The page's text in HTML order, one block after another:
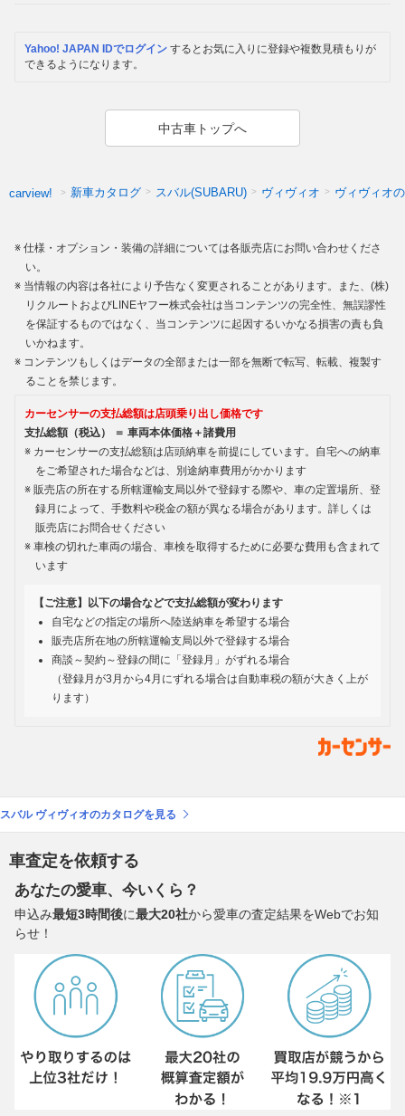
Yahoo! JAPAN IDでログイン するとお気に入りに登録や複数見積もりが
できるようになります。
中古車トップへ
carview! 新車カタログ スバル(SUBARU) ヴィヴィオ ヴィヴィオ
仕様・オプション・装備の詳細については各販売店にお問い合わせくださ
い。
当情報の内容は各社により予告なく変更されることがあります。また、(株)
リクルートおよびLINEヤフー株式会社は当コンテンツの完全性、無誤謬性
を保証するものではなく、当コンテンツに起因するいかなる損害の責も負
いかねます。
コンテンツもしくはデータの全部または一部を無断で転写、転載、複製す
ることを禁じます。
カーセンサーの支払総額は店頭乗り出し価格です
支払総額（税込） ＝ 車両本体価格＋諸費用
カーセンサーの支払総額は店頭納車を前提にしています。自宅への納車
をご希望された場合などは、別途納車費用がかかります
販売店の所在する所轄運輸支局以外で登録する際や、車の定置場所、登
録月によって、手数料や税金の額が異なる場合があります。詳しくは
販売店にお問合せください
車検の切れた車両の場合、車検を取得するために必要な費用も含まれて
います
【ご注意】以下の場合などで支払総額が変わります
自宅などの指定の場所へ陸送納車を希望する場合
販売店所在地の所轄運輸支局以外で登録する場合
商談～契約～登録の間に「登録月」がずれる場合
（登録月が3月から4月にずれる場合は自動車税の額が大きく上が
ります）
スバル ヴィヴィオのカタログを見る
車査定を依頼する
あなたの愛車、今いくら？
申込み最短3時間後に最大20社から愛車の査定結果をWebでお知
らせ！